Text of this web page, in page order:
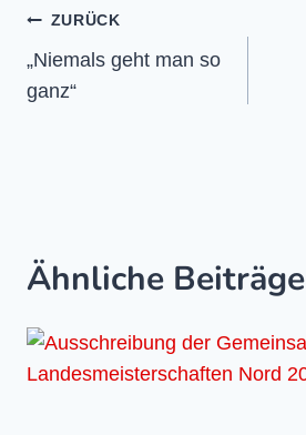
Beitragsnavigation
ZURÜCK
„Niemals geht man so
ganz“
Ähnliche Beiträge